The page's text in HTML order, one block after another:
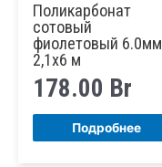
Поликарбонат
сотовый
фиолетовый 6.0мм
2,1х6 м
178.00 Br
Подробнее